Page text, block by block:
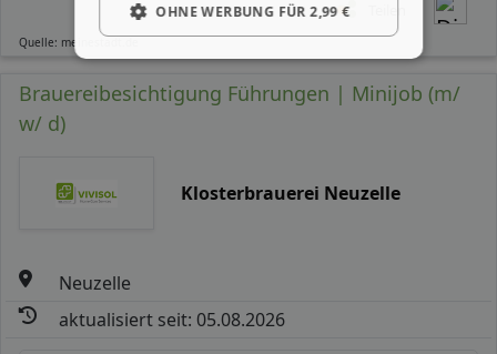
Quelle: meinestadt.de
Brauereibesichtigung Führungen | Minijob (m/
w/ d)
Klosterbrauerei Neuzelle
Neuzelle
aktualisiert seit: 05.08.2026
OHNE WERBUNG FÜR 2,99 €